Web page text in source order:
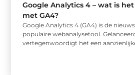
Google Analytics 4 – wat is
met GA4?
Google Analytics 4 (GA4) is de
populaire webanalysetool.
vertegenwoordigt het een